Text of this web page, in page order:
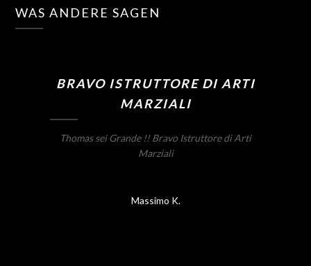
WAS ANDERE SAGEN
BRAVO ISTRUTTORE DI ARTI
MARZIALI
Thomas sei Grande !! Bravo Istruttore di Arti
Marziali
Massimo K.